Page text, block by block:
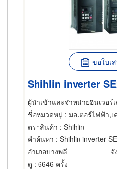
ขอใบเ
Shihlin inverter
ผู้นำเข้าและจำหน่ายอินเวอร์
ชื่อหมวดหมู่ : มอเตอร์ไฟฟ้า,เครื่องปรับคว
ตราสินค้า : Shihlin
คำค้นหา : Shihlin inverter
อำเภอบางพลี
จั
ดู : 6646 ครั้ง